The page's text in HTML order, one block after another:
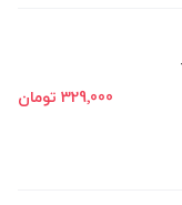
329٬000 تومان